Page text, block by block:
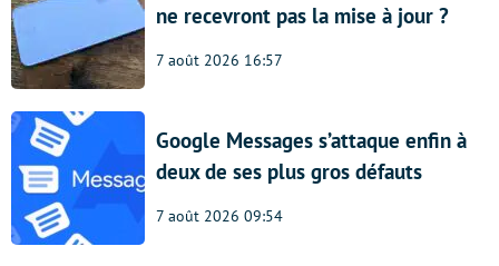
ne recevront pas la mise à jour ?
7 août 2026 16:57
Google Messages s’attaque enfin à
deux de ses plus gros défauts
7 août 2026 09:54